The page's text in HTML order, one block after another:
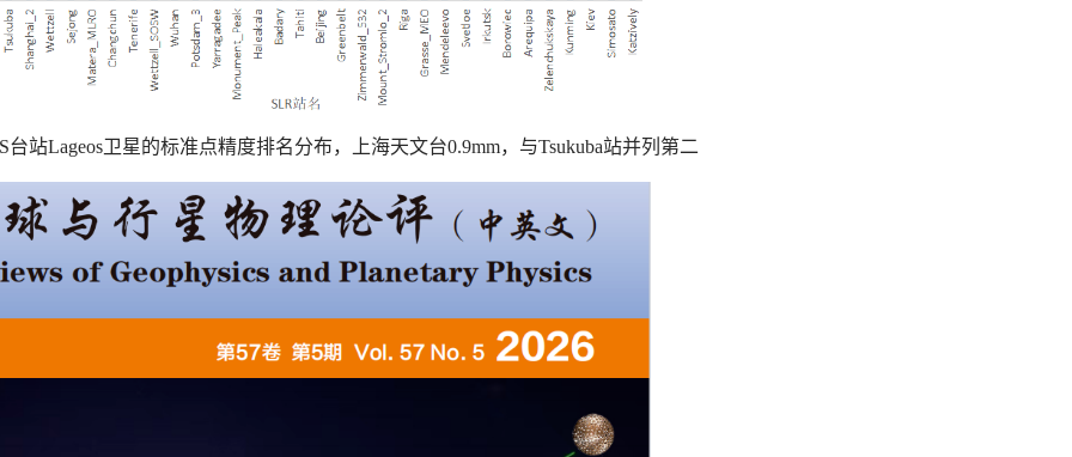
台站Lageos卫星的标准点精度排名分布，上海天文台0.9mm，与Tsukuba站并列第二